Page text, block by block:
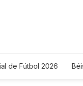
de Fútbol 2026